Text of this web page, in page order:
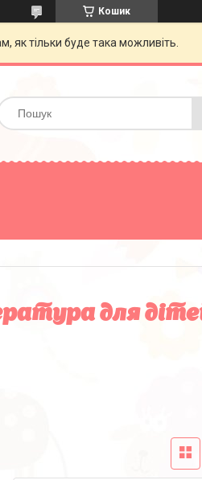
Кошик
тільки буде така можливіть.
для